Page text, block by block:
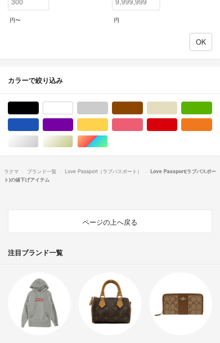
円〜 円
カラーで絞り込み
シルバー/銀色系ゴールド/金色系マルチカラー
ラクマ ブランド一覧 Love Passport（ラブパスポート）
Love Passport(ラブパスポー
ト)の値下げアイテム
ページの上へ戻る
注目ブランド一覧